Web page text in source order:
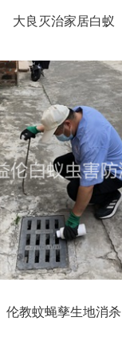
大良灭治家居白蚁
伦教蚊蝇孳生地消杀